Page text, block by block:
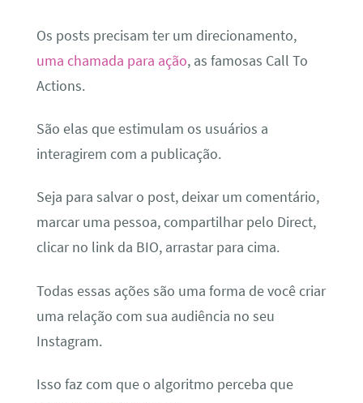
Os posts precisam ter um direcionamento,
uma chamada para ação, as famosas Call To
Actions.
São elas que estimulam os usuários a
interagirem com a publicação.
Seja para salvar o post, deixar um comentário,
marcar uma pessoa, compartilhar pelo Direct,
clicar no link da BIO, arrastar para cima.
Todas essas ações são uma forma de você criar
uma relação com sua audiência no seu
Instagram.
Isso faz com que o algoritmo perceba que